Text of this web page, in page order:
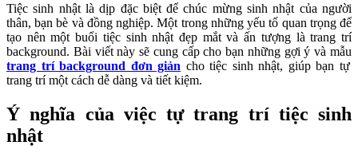
Tiệc sinh nhật là dịp đặc biệt để chúc mừng sinh nhật của người
thân, bạn bè và đồng nghiệp. Một trong những yếu tố quan trọng để
tạo nên một buổi tiệc sinh nhật đẹp mắt và ấn tượng là trang trí
background. Bài viết này sẽ cung cấp cho bạn những gợi ý và mẫu
trang trí background đơn giản cho tiệc sinh nhật, giúp bạn tự
trang trí một cách dễ dàng và tiết kiệm.
Ý nghĩa của việc tự trang trí tiệc sinh
nhật